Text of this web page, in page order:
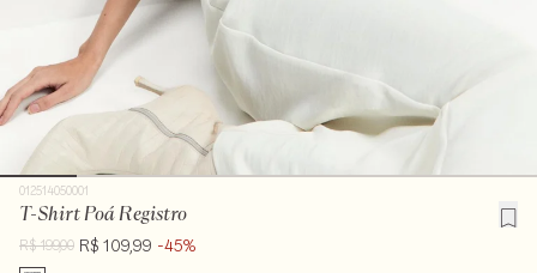
012514050001
T-Shirt Poá Registro
R$ 199,00 R$ 109,99 -45%